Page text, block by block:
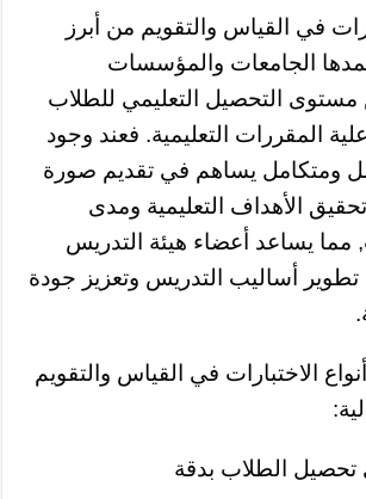
في القياس والتقويم من أبرز
الجامعات والمؤسسات
مستوى التحصيل التعليمي للطلاب
المقررات التعليمية. فعند وجود
ومتكامل يساهم في تقديم صورة
الأهداف التعليمية ومدى
مما يساعد أعضاء هيئة التدريس
أساليب التدريس وتعزيز جودة
الاختبارات في القياس والتقويم
الطلاب بدقة